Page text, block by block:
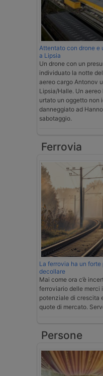
Attentato con drone e
a Lipsia
Un drone con un
individuato la notte
aereo cargo Antonov
Lipsia/Halle. Un
urtato un oggetto non
danneggiato ad
sabotaggio.
Ferrovia
La ferrovia ha un
decollare
Mai come ora c’è
ferroviario delle merci
potenziale di crescita
quote di mercato.
Persone